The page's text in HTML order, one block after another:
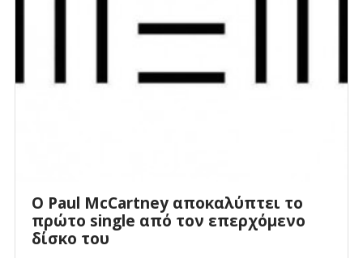
Ο Paul McCartney αποκαλύπτει το
πρώτο single από τον επερχόμενο
δίσκο του